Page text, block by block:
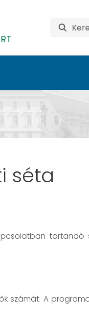
séta
tartandó
számát. A